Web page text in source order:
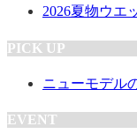
2026夏物ウエ
PICK UP
ニューモデル
EVENT